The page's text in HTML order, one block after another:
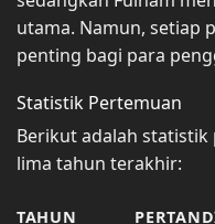
utama. Namun, setiap
penting bagi para
Statistik Pertemuan
Berikut adalah
lima tahun terakhir:
TAHUN